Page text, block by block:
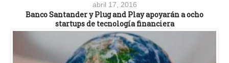
abril 17, 2016
Banco Santander y Plug and Play apoyarán a ocho
startups de tecnología financiera